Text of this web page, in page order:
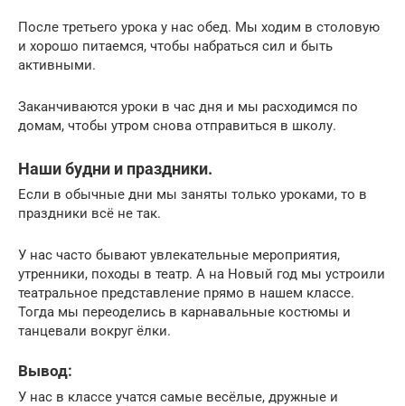
После третьего урока у нас обед. Мы ходим в столовую
и хорошо питаемся, чтобы набраться сил и быть
активными.
Заканчиваются уроки в час дня и мы расходимся по
домам, чтобы утром снова отправиться в школу.
Наши будни и праздники.
Если в обычные дни мы заняты только уроками, то в
праздники всё не так.
У нас часто бывают увлекательные мероприятия,
утренники, походы в театр. А на Новый год мы устроили
театральное представление прямо в нашем классе.
Тогда мы переоделись в карнавальные костюмы и
танцевали вокруг ёлки.
Вывод:
У нас в классе учатся самые весёлые, дружные и